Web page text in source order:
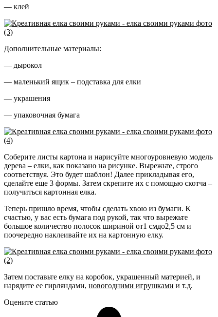
— клей
Дополнительные материалы:
— дырокол
— маленький ящик – подставка для елки
— украшения
— упаковочная бумага
Соберите листы картона и нарисуйте многоуровневую модель
дерева – елки, как показано на рисунке. Вырежьте, строго
соответствуя. Это будет шаблон! Далее прикладывая его,
сделайте еще 3 формы. Затем скрепите их с помощью скотча –
получиться картонная елка.
Теперь пришло время, чтобы сделать хвою из бумаги. К
счастью, у вас есть бумага под рукой, так что вырежьте
большое количество полосок шириной от1 смдо2,5 см и
поочередно наклеивайте их на картонную елку.
Затем поставьте елку на коробок, украшенный материей, и
нарядите ее гирляндами, новогодними игрушками и т.д.
Оцените статью